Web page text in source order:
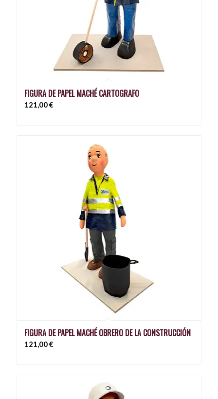
FIGURA DE PAPEL MACHÉ CARTOGRAFO
121,00€
FIGURA DE PAPEL MACHÉ OBRERO DE LA CONSTRUCCIÓN
121,00€